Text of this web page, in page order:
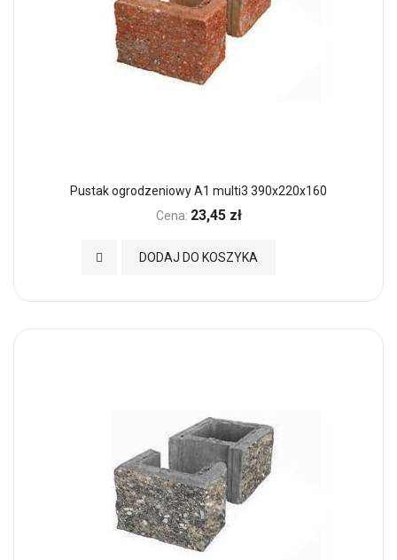
Pustak ogrodzeniowy A1 multi3 390x220x160
Cena: 23,45 zł
DODAJ DO KOSZYKA
Dodaj do Ulubionych